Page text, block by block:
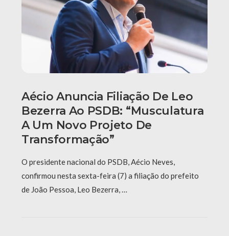
Aécio Anuncia Filiação De Leo
Bezerra Ao PSDB: “Musculatura
A Um Novo Projeto De
Transformação”
O presidente nacional do PSDB, Aécio Neves,
confirmou nesta sexta-feira (7) a filiação do prefeito
de João Pessoa, Leo Bezerra, …